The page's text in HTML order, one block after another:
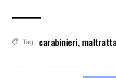
Tag carabinieri,